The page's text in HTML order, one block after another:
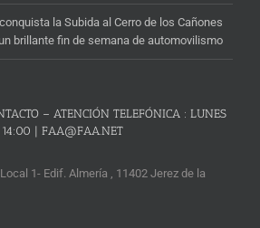
la Subida al Cerro de los Cañones
brillante fin de semana de automovilismo
– ATENCIÓN TELEFÓNICA : LUNES
| FAA@FAA.NET
1- Edif. Almería , 11402 Jerez de la